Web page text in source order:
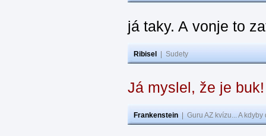
já taky. A vonje to
Ribisel Sudety
Já myslel, že je
Frankenstein Guru AZ kvízu... A